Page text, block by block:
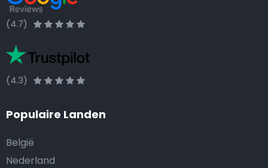
(4.7)
(4.3)
Populaire Landen
België
Nederland